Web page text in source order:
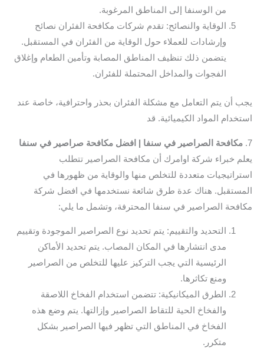
من الوسنفا إلى المناطق المرغوبة.
الوقاية والنصائح: تقدم شركات مكافحة الفئران نصائح
وإرشادات للعملاء حول الوقاية من الفئران في المستقبل.
يتضمن ذلك تنظيف المناطق المصابة وتأمين الطعام وإغلاق
الفجوات والمداخل المحتملة للفئران.
يجب أن يتم التعامل مع مشكلة الفئران بحذر واحترافية، خاصة عند
استخدام المواد الكيميائية. قد
7. مكافحة الصراصير في سنفا | افضل مكافحة صراصير في سنفا
يعلم خبراء شركة اوامرك أن مكافحة الصراصير تتطلب
استراتيجيات متعددة للتخلص منها والوقاية من ظهورها في
المستقبل. هناك عدة طرق شائعة نستخدمها في افضل شركة
مكافحة الصراصير في سنفا المحترفة، وتشمل ما يلي:
التحديد والتقييم: يتم تحديد نوع الصراصير الموجودة وتقييم
مدى انتشارها في المكان المصاب. يتم تحديد الأماكن
الرئيسية التي يجب التركيز عليها للتخلص من الصراصير
ومنع تكاثرها.
الطرق الميكانيكية: تتضمن استخدام الفخاخ اللاصقة
والفخاخ الحية للتقاط الصراصير وإزالتها. يتم وضع هذه
الفخاخ في المناطق التي تظهر فيها الصراصير بشكل
متكرر.